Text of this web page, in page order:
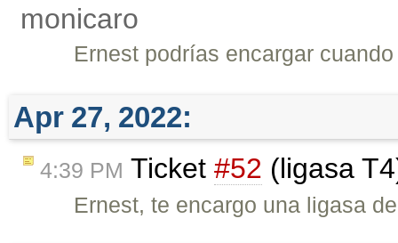
monicaro
Ernest podrías encargar
Apr 27, 2022:
4:39 PM Ticket #52 (ligasa
Ernest, te encargo una ligasa